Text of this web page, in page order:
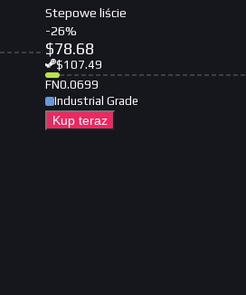
Stepowe liście
-26%
$78.68
$107.49
FN0.0699
Industrial Grade
Kup teraz